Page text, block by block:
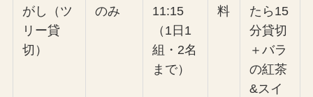
がし（ツ
リー貸
切）
のみ
11:15
（1日1
組・2名
まで）
料
たら15
分貸切
＋バラ
の紅茶
&スイ